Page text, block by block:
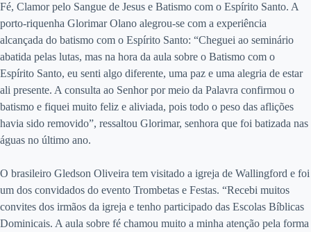
Fé, Clamor pelo Sangue de Jesus e Batismo com o Espírito Santo. A
porto-riquenha Glorimar Olano alegrou-se com a experiência
alcançada do batismo com o Espírito Santo: “Cheguei ao seminário
abatida pelas lutas, mas na hora da aula sobre o Batismo com o
Espírito Santo, eu senti algo diferente, uma paz e uma alegria de estar
ali presente. A consulta ao Senhor por meio da Palavra confirmou o
batismo e fiquei muito feliz e aliviada, pois todo o peso das aflições
havia sido removido”, ressaltou Glorimar, senhora que foi batizada nas
águas no último ano.
O brasileiro Gledson Oliveira tem visitado a igreja de Wallingford e foi
um dos convidados do evento Trombetas e Festas. “Recebi muitos
convites dos irmãos da igreja e tenho participado das Escolas Bíblicas
Dominicais. A aula sobre fé chamou muito a minha atenção pela forma